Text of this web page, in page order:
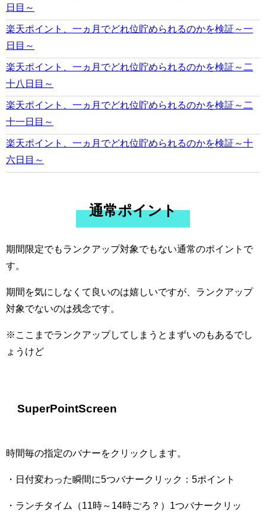
日目～
楽天ポイント、一ヵ月でどれ位貯められるのかを検証～一
日目～
楽天ポイント、一ヵ月でどれ位貯められるのかを検証～二
十八日目～
楽天ポイント、一ヵ月でどれ位貯められるのかを検証～二
十一日目～
楽天ポイント、一ヵ月でどれ位貯められるのかを検証～十
六日目～
通常ポイント
期間限定でもランクアップ対象でもない通常のポイントで
す。
期間を気にしなくて良いのは嬉しいですが、ランクアップ
対象でないのは残念です。
※ここまでランクアップしてしまうとまずいのもあるでし
ょうけど
SuperPointScreen
時間毎の指定のバナーをクリックします。
・日付変わった瞬間に5つバナークリック：5ポイント
・ランチタイム（11時～14時ごろ？）1つバナークリッ